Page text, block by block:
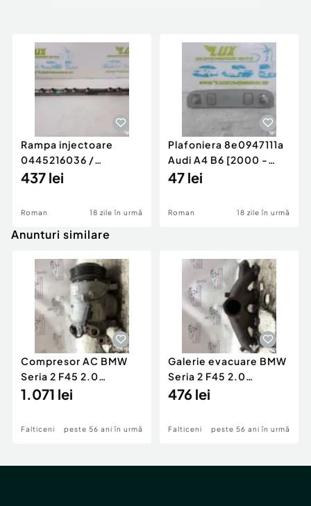
Rampa injectoare
0445216036 /
780542302 3.0 d 313
437 lei
Roman 18 zile în urmă
Plafoniera 8e0947111a
Audi A4 B6 [2000 -
2005]
47 lei
Roman 18 zile în urmă
Anunturi similare
Compresor AC BMW
Seria 2 F45 2.0
Motorina 2016
1.071 lei
Falticeni peste 56 ani în urmă
Galerie evacuare BMW
Seria 2 F45 2.0
Motorina 2016
476 lei
Falticeni peste 56 ani în urmă